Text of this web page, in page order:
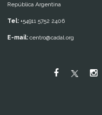
República Argentina
Tel: +54911 5752 2406
E-mail: centro@cadal.org